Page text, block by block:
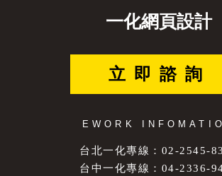
一化網頁設計
立即諮詢
EWORK
台北一化專線：02-2545-
台中一化專線：04-2336-